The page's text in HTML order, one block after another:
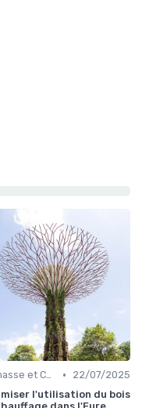
Biomasse et Chauffage Écologique •
22/07/2025
l'utilisation du bois